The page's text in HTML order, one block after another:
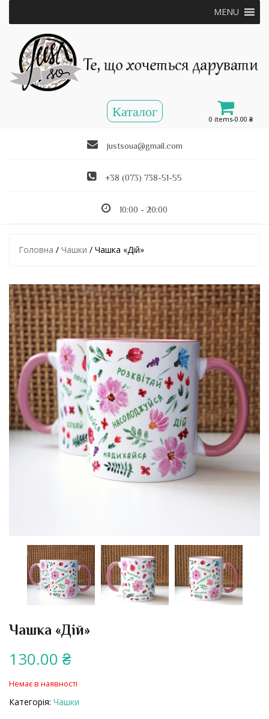
MENU
0 items-0.00₴
justsoua@gmail.com
+38 (073) 738-51-55
10:00 - 20:00
Головна / Чашки / Чашка «Дій»
Чашка «Дій»
130.00 ₴
Немає в наявності
Категорія: Чашки